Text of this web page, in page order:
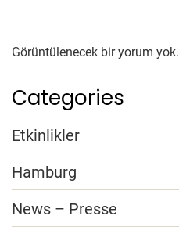
Görüntülenecek bir yorum yok.
Categories
Etkinlikler
Hamburg
News – Presse